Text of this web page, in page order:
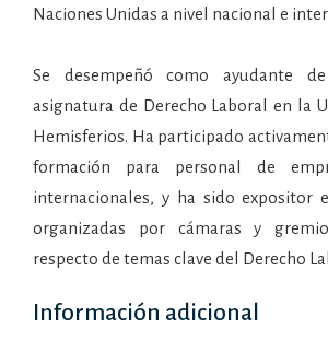
Naciones Unidas a nivel nacional e
Se desempeñó como ayudante
asignatura de Derecho Laboral en la
Hemisferios. Ha participado
formación para personal de
internacionales, y ha sido expositor
organizadas por cámaras y
respecto de temas clave del Derecho
Información adicional